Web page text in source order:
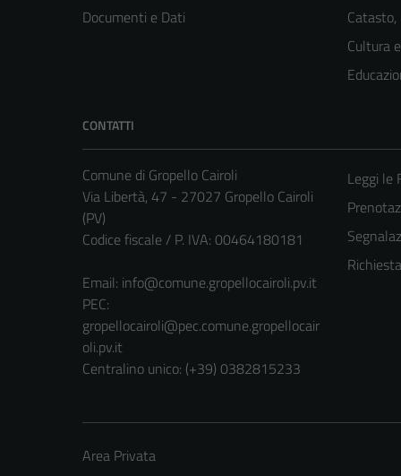
Documenti e Dati
Catasto,
Cultura
CONTATTI
Comune di Gropello Cairoli
Via Libertà, 47 - 27027 Gropello Cairoli
(PV)
Codice fiscale / P. IVA: 00464180181
Email: info@comune.gropellocairoli.pv.it
PEC:
gropellocairoli@pec.comune.gropellocair
oli.pv.it
Centralino unico: (+39) 0382815233
Leggi le
Area Privata